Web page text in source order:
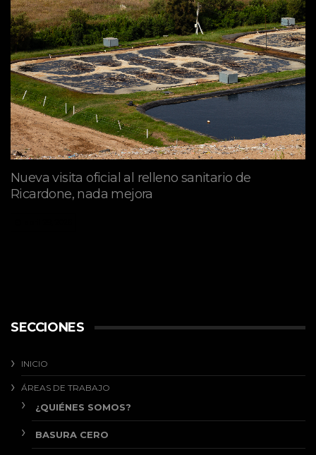
Nueva visita oficial al relleno sanitario de
Ricardone, nada mejora
SECCIONES
INICIO
ÁREAS DE TRABAJO
¿QUIÉNES SOMOS?
BASURA CERO